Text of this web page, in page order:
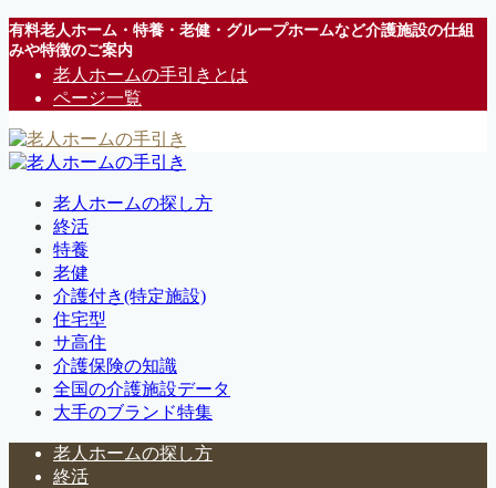
有料老人ホーム・特養・老健・グループホームなど介護施設の仕組
みや特徴のご案内
老人ホームの手引きとは
ページ一覧
老人ホームの探し方
終活
特養
老健
介護付き(特定施設)
住宅型
サ高住
介護保険の知識
全国の介護施設データ
大手のブランド特集
老人ホームの探し方
終活